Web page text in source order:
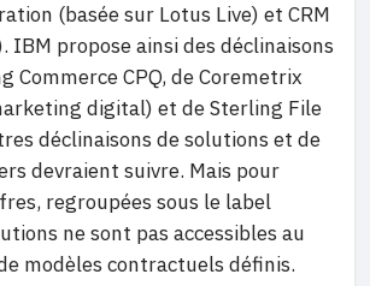
(basée sur Lotus Live) et CRM
IBM propose ainsi des déclinaisons
Commerce CPQ, de Coremetrix
digital) et de Sterling File
déclinaisons de solutions et de
devraient suivre. Mais pour
regroupées sous le label
ne sont pas accessibles au
modèles contractuels définis.